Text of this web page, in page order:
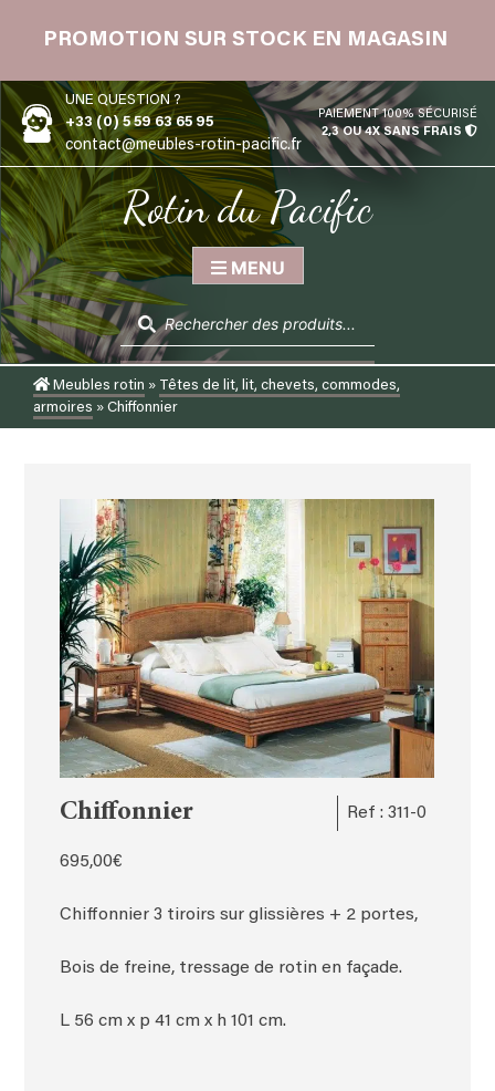
PROMOTION SUR STOCK EN MAGASIN
UNE QUESTION ?
+33 (0) 5 59 63 65 95
contact@meubles-rotin-pacific.fr
PAIEMENT 100% SÉCURISÉ
2,3 OU 4X SANS FRAIS
Rotin du Pacific
MENU
Recherche
de
produits
Meubles rotin » Têtes de lit, lit, chevets, commodes,
armoires » Chiffonnier
Chiffonnier Ref : 311-0
695,00€
Chiffonnier 3 tiroirs sur glissières + 2 portes,
Bois de freine, tressage de rotin en façade.
L 56 cm x p 41 cm x h 101 cm.